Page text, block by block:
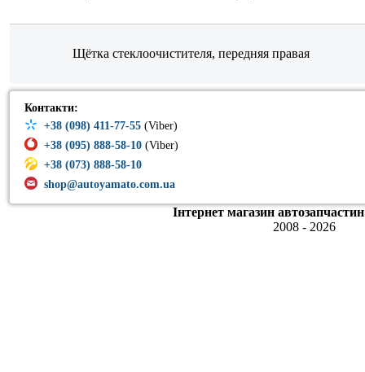
Щётка стеклоочистителя, передняя правая
Контакти:
+38 (098) 411-77-55 (Viber)
+38 (095) 888-58-10 (Viber)
+38 (073) 888-58-10
shop@autoyamato.com.ua
Інтернет магазин
2008 - 2026